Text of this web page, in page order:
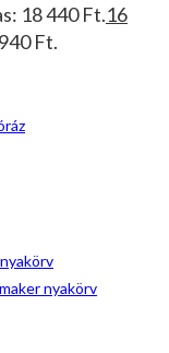
18 440 Ft.16
Ft.